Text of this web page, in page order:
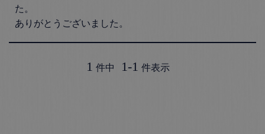
た。
ありがとうございました。
1 件中 1 -1 件表示